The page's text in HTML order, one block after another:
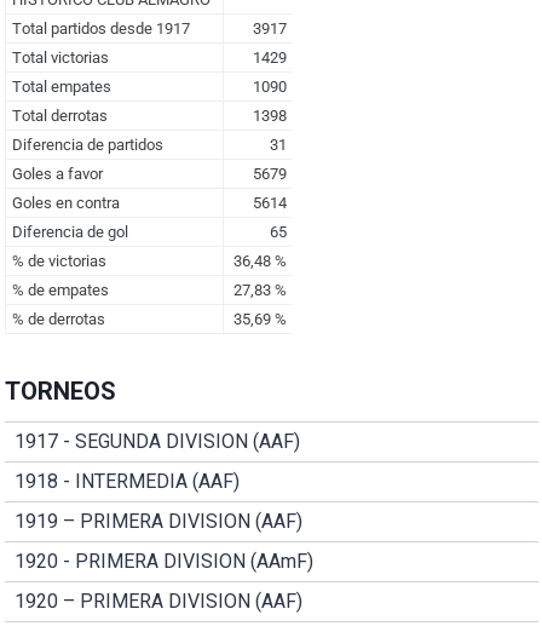
TORNEOS
1917 - SEGUNDA DIVISION (AAF)
1918 - INTERMEDIA (AAF)
1919 – PRIMERA DIVISION (AAF)
1920 - PRIMERA DIVISION (AAmF)
1920 – PRIMERA DIVISION (AAF)